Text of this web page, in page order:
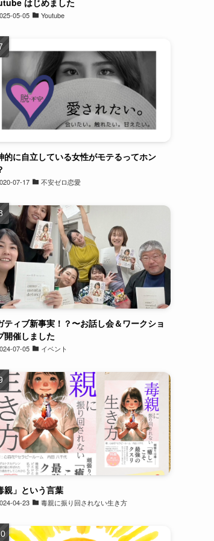
はじめました
05-05 Youtube
的に自立している女性がモテるってホン
07-17 不安ゼロ恋愛
ティブ新事実！？〜お話し会＆ワークショ
開催しました
07-05 イベント
親」という言葉
04-23 毒親に振り回されない生き方